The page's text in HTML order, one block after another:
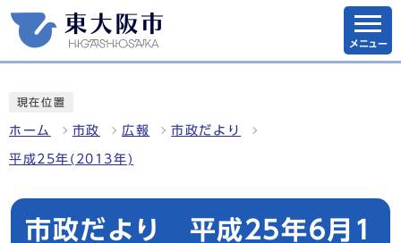
メニュー
現在位置
ホーム 市政 広報 市政だより
平成25年(2013年)
市政だより 平成25年6月1